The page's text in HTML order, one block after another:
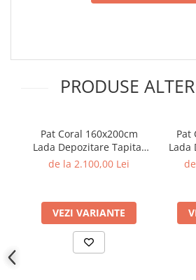
PRODUSE
Pat Coral 160x200cm
Lada Depozitare Tapitat
Catifea Gri Somiera
de la 2.100,00 Lei
VEZI VARIANTE
Pat
Lada